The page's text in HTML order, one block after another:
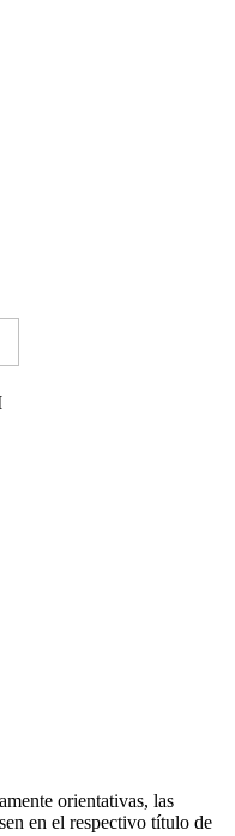
orientativas, las
en el respectivo título de